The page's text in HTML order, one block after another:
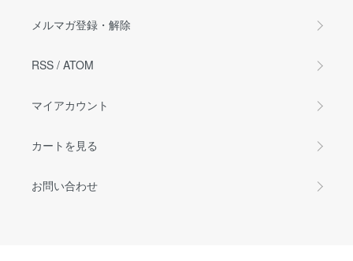
メルマガ登録・解除
RSS / ATOM
マイアカウント
カートを見る
お問い合わせ